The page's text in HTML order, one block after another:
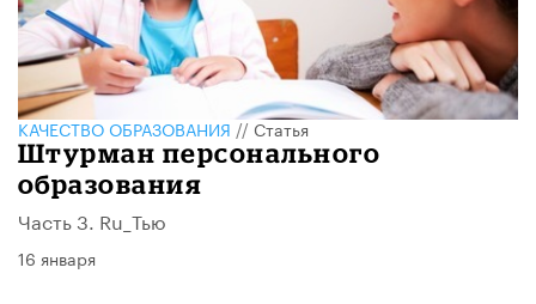
КАЧЕСТВО ОБРАЗОВАНИЯ // Статья
Штурман персонального
образования
Часть 3. Ru_Тью
16 января